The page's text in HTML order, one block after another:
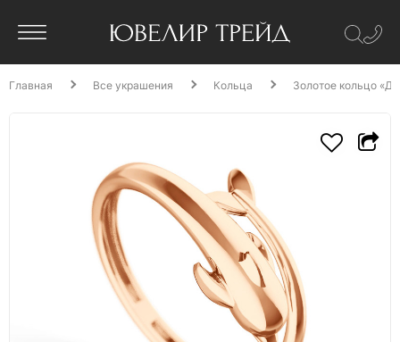
Главная Все украшения Кольца Золотое кольцо